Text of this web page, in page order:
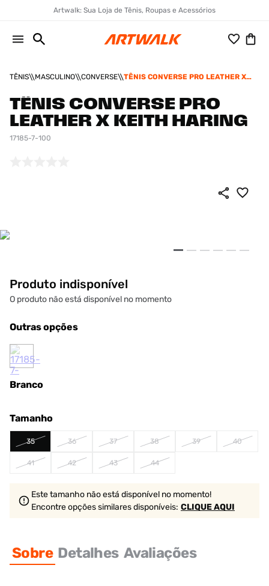
Artwalk: Sua Loja de Tênis, Roupas e Acessórios
TÊNIS MASCULINO CONVERSE
TÊNIS CONVERSE PRO LEATHER X
TÊNIS CONVERSE PRO
LEATHER X KEITH HARING
17185-7-100
Produto indisponível
O produto não está disponível no momento
Outras opções
Branco
Tamanho
35 36 37 38 39 40
41 42 43 44
Este tamanho não está disponível no momento!
Encontre opções similaresdisponíveis: CLIQUE AQUI
Sobre Detalhes Avaliações